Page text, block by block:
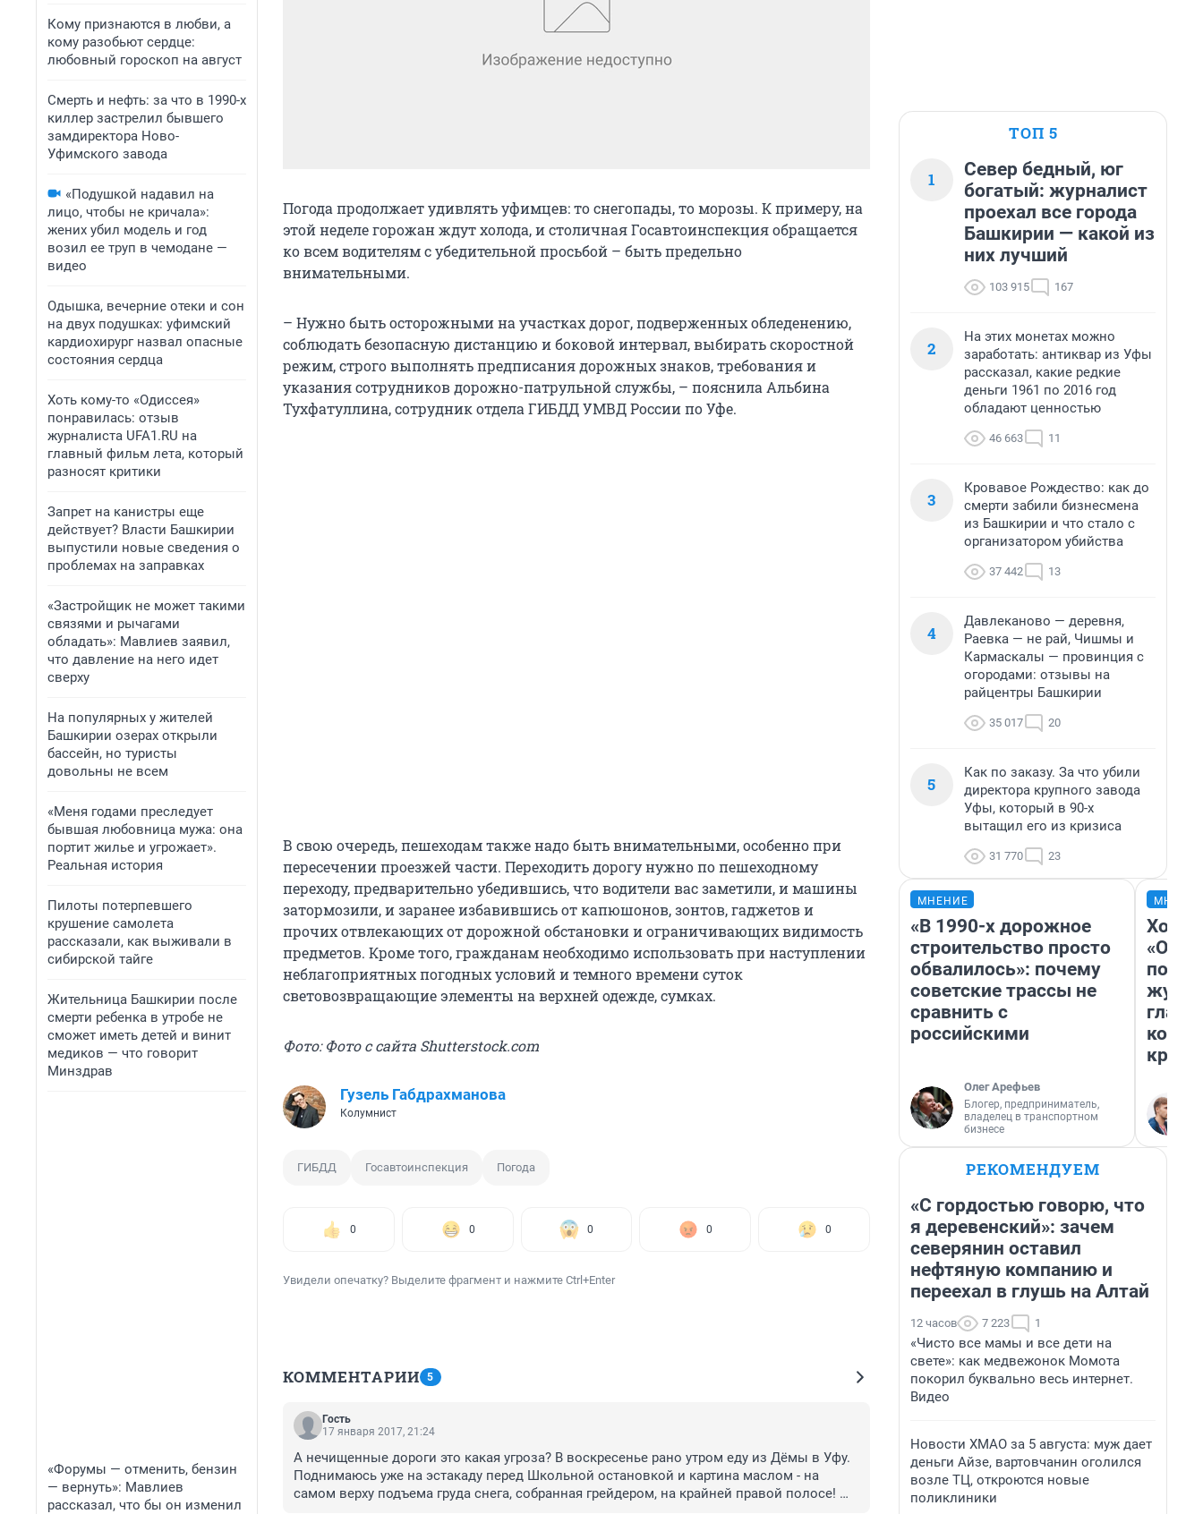
Кому признаются в любви, а
кому разобьют сердце:
любовный гороскоп на август
Смерть и нефть: за что в 1990-х
киллер застрелил бывшего
замдиректора Ново-
Уфимского завода
«Подушкой надавил на
лицо, чтобы не кричала»:
жених убил модель и год
возил ее труп в чемодане —
видео
Одышка, вечерние отеки и сон
на двух подушках: уфимский
кардиохирург назвал опасные
состояния сердца
Хоть кому-то «Одиссея»
понравилась: отзыв
журналиста UFA1.RU на
главный фильм лета, который
разносят критики
Запрет на канистры еще
действует? Власти Башкирии
выпустили новые сведения о
проблемах на заправках
«Застройщик не может такими
связями и рычагами
обладать»: Мавлиев заявил,
что давление на него идет
сверху
На популярных у жителей
Башкирии озерах открыли
бассейн, но туристы
довольны не всем
«Меня годами преследует
бывшая любовница мужа: она
портит жилье и угрожает».
Реальная история
Пилоты потерпевшего
крушение самолета
рассказали, как выживали в
сибирской тайге
Жительница Башкирии после
смерти ребенка в утробе не
сможет иметь детей и винит
медиков — что говорит
Минздрав
«Форумы — отменить, бензин
— вернуть»: Мавлиев
рассказал, что бы он изменил
Погода продолжает удивлять уфимцев: то снегопады, то морозы. К примеру, на
этой неделе горожан ждут холода, и столичная Госавтоинспекция обращается
ко всем водителям с убедительной просьбой – быть предельно
внимательными.
– Нужно быть осторожными на участках дорог, подверженных обледенению,
соблюдать безопасную дистанцию и боковой интервал, выбирать скоростной
режим, строго выполнять предписания дорожных знаков, требования и
указания сотрудников дорожно-патрульной службы, – пояснила Альбина
Тухфатуллина, сотрудник отдела ГИБДД УМВД России по Уфе.
В свою очередь, пешеходам также надо быть внимательными, особенно при
пересечении проезжей части. Переходить дорогу нужно по пешеходному
переходу, предварительно убедившись, что водители вас заметили, и машины
затормозили, и заранее избавившись от капюшонов, зонтов, гаджетов и
прочих отвлекающих от дорожной обстановки и ограничивающих видимость
предметов. Кроме того, гражданам необходимо использовать при наступлении
неблагоприятных погодных условий и темного времени суток
световозвращающие элементы на верхней одежде, сумках.
Фото: Фото с сайта Shutterstock.com
Гузель Габдрахманова
Колумнист
ГИБДД Госавтоинспекция Погода
0 0 0 0 0
Увидели опечатку? Выделите фрагмент и нажмите Ctrl+Enter
КОММЕНТАРИИ 5
Гость
17 января 2017, 21:24
А нечищенные дороги это какая угроза? В воскресенье рано утром еду из Дёмы в Уфу.
Поднимаюсь уже на эстакаду перед Школьной остановкой и картина маслом - на
самом верху подъема груда снега, собранная грейдером, на крайней правой полосе!
ТОП 5
1
Север бедный, юг
богатый: журналист
проехал все города
Башкирии — какой из
них лучший
103 915 167
2
На этих монетах можно
заработать: антиквар из Уфы
рассказал, какие редкие
деньги 1961 по 2016 год
обладают ценностью
46 663 11
3
Кровавое Рождество: как до
смерти забили бизнесмена
из Башкирии и что стало с
организатором убийства
37 442 13
4
Давлеканово — деревня,
Раевка — не рай, Чишмы и
Кармаскалы — провинция с
огородами: отзывы на
райцентры Башкирии
35 017 20
5
Как по заказу. За что убили
директора крупного завода
Уфы, который в 90-х
вытащил его из кризиса
31 770 23
МНЕНИЕ
«В 1990-х дорожное
строительство просто
обвалилось»: почему
советские трассы не
сравнить с
российскими
Олег Арефьев
Блогер, предприниматель,
владелец в транспортном
бизнесе
Хоть
РЕКОМЕНДУЕМ
«С гордостью говорю, что
я деревенский»: зачем
северянин оставил
нефтяную компанию и
переехал в глушь на Алтай
12 часов 7 223 1
«Чисто все мамы и все дети на
свете»: как медвежонок Момота
покорил буквально весь интернет.
Видео
Новости ХМАО за 5 августа: муж дает
деньги Айзе, вартовчанин оголился
возле ТЦ, откроются новые
поликлиники